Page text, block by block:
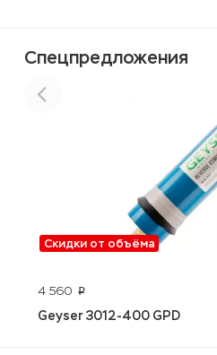
Спецпредложения
Скидки от объёма
4 560 p
Geyser 3012-400 GPD